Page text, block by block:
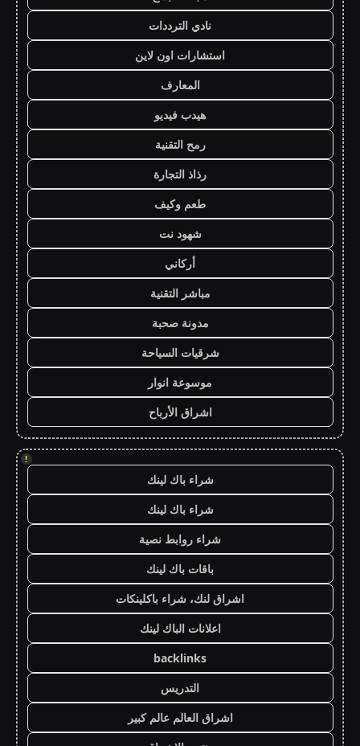
نادي الترددات
استشارات اون لاين
المعارف
هيدب فيديو
رمح التقنية
رذاذ التجارة
طعم وكيف
شهود نت
أركاني
مباشر التقنية
مدونة صحبة
شرقيات السياحة
موسوعة انوار
اشراق الأرباح
!
شراء باك لينك
شراء باك لينك
شراء روابط نصية
باقات باك لينك
اشراق لنك، شراء باكلينكات
اعلانات الباك لينك
backlinks
التدريس
اشراق العالم عالم كبير